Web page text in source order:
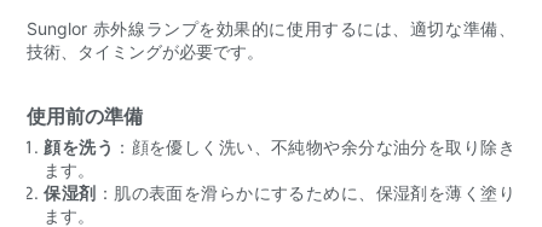
Sunglor 赤外線ランプを効果的に使用するには、適切な準備、
技術、タイミングが必要です。
使用前の準備
顔を洗う ：顔を優しく洗い、不純物や余分な油分を取り除き
ます。
保湿剤 ：肌の表面を滑らかにするために、保湿剤を薄く塗り
ます。